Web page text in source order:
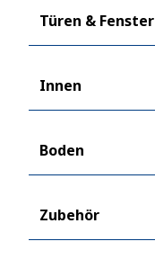
Türen & Fenster
Innen
Boden
Zubehör